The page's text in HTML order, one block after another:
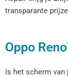
transparante
Oppo
Is het scherm van